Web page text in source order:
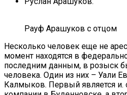
Рауф Арашуков с отцом
Несколько человек еще не
момент находятся в
последним данным, в розыск
человека. Один из них – Уали
Калмыков. Первый является и.